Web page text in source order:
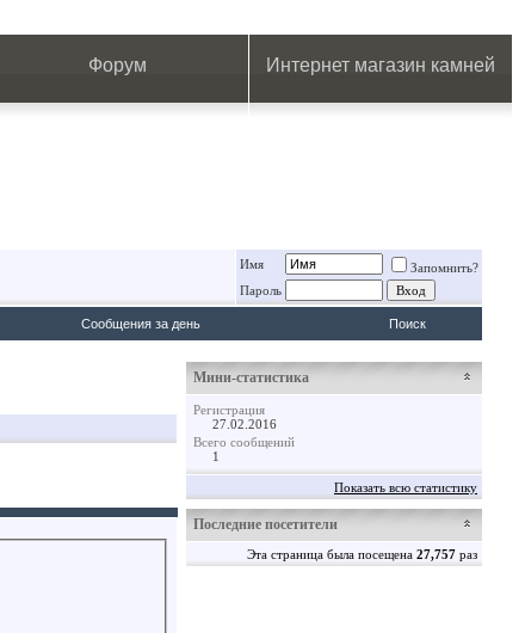
Форум Интернет магазин камней
Имя
Запомнить?
Пароль
Сообщения за день Поиск
Мини-статистика
Регистрация
27.02.2016
Всего сообщений
1
Показать всю статистику
Последние посетители
Эта страница была посещена 27,757 раз